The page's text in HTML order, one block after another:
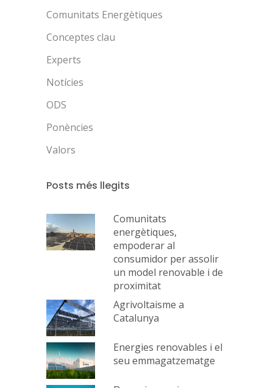
Comunitats Energètiques
Conceptes clau
Experts
Notícies
ODS
Ponències
Valors
Posts més llegits
Comunitats
energètiques,
empoderar al
consumidor per assolir
un model renovable i de
proximitat
Agrivoltaisme a
Catalunya
Energies renovables i el
seu emmagatzematge